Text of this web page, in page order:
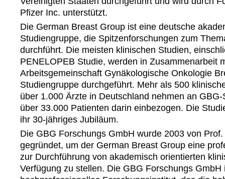
Pfizer Inc. unterstützt.
Die German Breast Group ist eine deutsche
Studiengruppe, die Spitzenforschungen zum
durchführt. Die meisten klinischen Studien,
PENELOPEB Studie, werden in Zusammenarbeit
Arbeitsgemeinschaft Gynäkologische Onkologie
Studiengruppe durchgeführt. Mehr als 500
über 1.000 Ärzte in Deutschland nehmen an
über 33.000 Patienten darin einbezogen. Die
ihr 30-jähriges Jubiläum.
Die GBG Forschungs GmbH wurde 2003 von
gegründet, um der German Breast Group eine
zur Durchführung von akademisch orientierten
Verfügung zu stellen. Die GBG Forschungs GmbH